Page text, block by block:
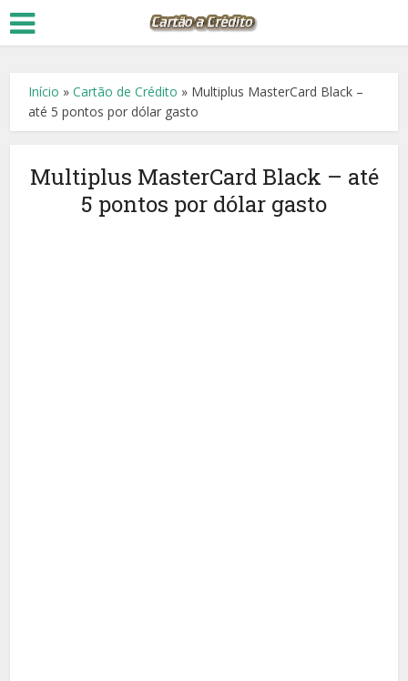
Início »Cartão de Crédito » Multiplus MasterCard Black –
até 5 pontos por dólar gasto
Multiplus MasterCard Black – até
5 pontos por dólar gasto